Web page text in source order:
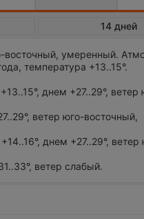
14 дней
восточный, умеренный.
температура +13..15°.
днем +27..29°, ветер
ветер юго-восточный,
днем +27..29°, ветер
ветер слабый.